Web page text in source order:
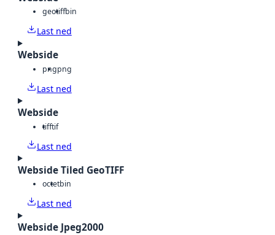
geotiffbin
Last ned
Webside
pngpng
Last ned
Webside
tifftif
Last ned
Webside Tiled GeoTIFF
octetbin
Last ned
Webside Jpeg2000